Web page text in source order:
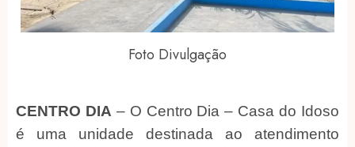
Foto Divulgação
CENTRO DIA – O Centro Dia – Casa do Idoso
é uma unidade destinada ao atendimento